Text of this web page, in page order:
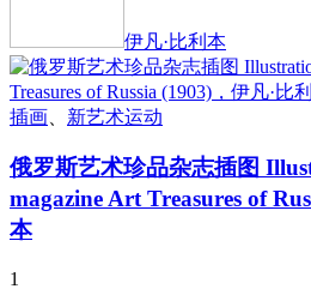
伊凡·比利本
插画 新艺术运动
俄罗斯艺术珍品杂志插图
magazine Art Treasures of
本
1